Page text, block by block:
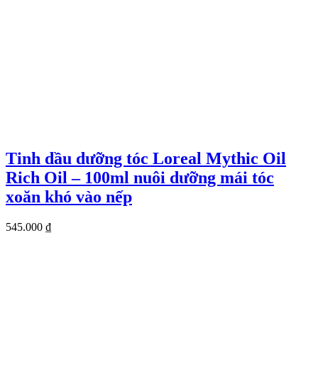
Tinh dầu dưỡng tóc Loreal Mythic Oil
Rich Oil – 100ml nuôi dưỡng mái tóc
xoăn khó vào nếp
545.000 ₫